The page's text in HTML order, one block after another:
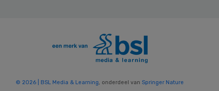
© 2026 | BSL Media & Learning , onderdeel van Springer Nature